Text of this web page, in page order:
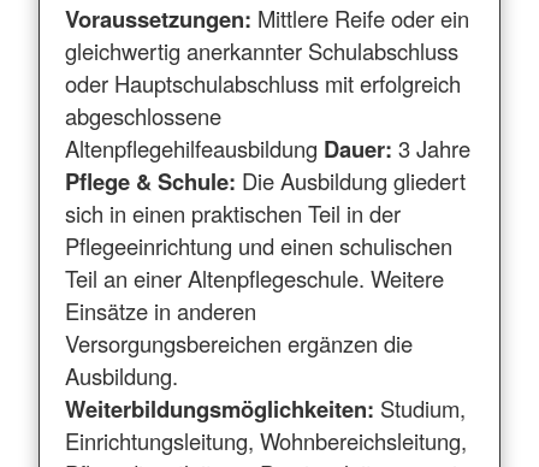
Voraussetzungen: Mittlere Reife oder ein
gleichwertig anerkannter Schulabschluss
oder Hauptschulabschluss mit erfolgreich
abgeschlossene
Altenpflegehilfeausbildung Dauer: 3 Jahre
Pflege & Schule: Die Ausbildung gliedert
sich in einen praktischen Teil in der
Pflegeeinrichtung und einen schulischen
Teil an einer Altenpflegeschule. Weitere
Einsätze in anderen
Versorgungsbereichen ergänzen die
Ausbildung.
Weiterbildungsmöglichkeiten: Studium,
Einrichtungsleitung, Wohnbereichsleitung,